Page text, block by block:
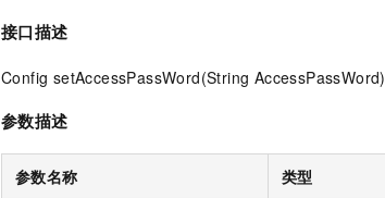
接口描述
Config setAccessPassWord(String AccessPassWord)
参数描述
参数名称 类型